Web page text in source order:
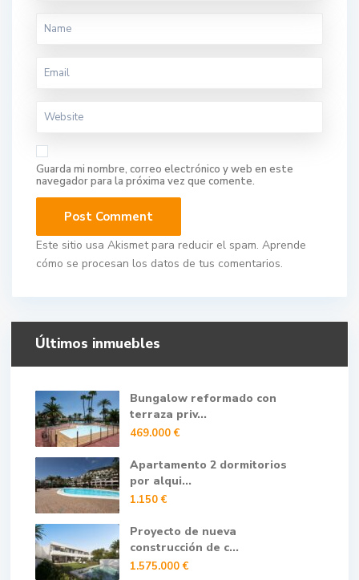
Guarda mi nombre, correo electrónico y web en este
navegador para la próxima vez que comente.
Este sitio usa Akismet para reducir el spam. Aprende
cómo se procesan los datos de tus comentarios.
Últimos inmuebles
Bungalow reformado con
terraza priv...
469.000 €
Apartamento 2 dormitorios
por alqui...
1.150 €
Proyecto de nueva
construcción de c...
1.575.000 €